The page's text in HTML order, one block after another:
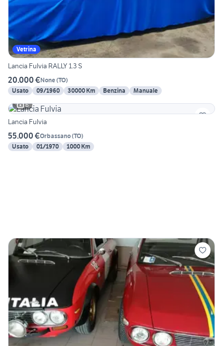
Vetrina
Lancia Fulvia RALLY 1.3 S
20.000 €None(TO)
Usato
09/1960 30000 Km Benzina
Manuale
6
Lancia Fulvia
55.000 €Orbassano(TO)
Usato
01/1970 1000 Km